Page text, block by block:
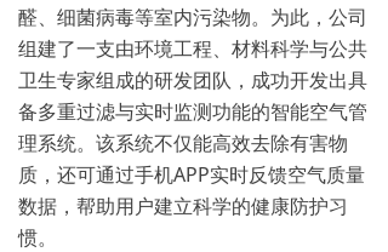
醛、细菌病毒等室内污染物。为此，公司
组建了一支由环境工程、材料科学与公共
卫生专家组成的研发团队，成功开发出具
备多重过滤与实时监测功能的智能空气管
理系统。该系统不仅能高效去除有害物
质，还可通过手机APP实时反馈空气质量
数据，帮助用户建立科学的健康防护习
惯。